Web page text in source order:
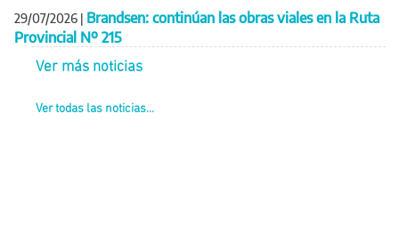
29/07/2026 | Brandsen: continúan las obras viales en la Ruta
Provincial Nº 215
Ver más noticias
Ver todas las noticias...